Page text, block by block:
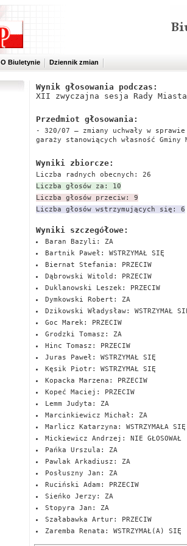
O Biuletynie Dziennik zmian
Wynik głosowania podczas:
XII zwyczajna sesja Rady
Przedmiot głosowania:
- 320/07 – zmiany uchwały w
garaży stanowiących własność Gminy
Wyniki zbiorcze:
Liczba radnych obecnych: 26
Liczba głosów za: 10
Liczba głosów przeciw: 9
Liczba głosów wstrzymujących się: 6
Wyniki szczegółowe:
Baran Bazyli: ZA
Bartnik Paweł: WSTRZYMAŁ SIĘ
Biernat Stefania: PRZECIW
Dąbrowski Witold: PRZECIW
Duklanowski Leszek: PRZECIW
Dymkowski Robert: ZA
Dzikowski Władysław: WSTRZYMAŁ
Goc Marek: PRZECIW
Grodzki Tomasz: ZA
Hinc Tomasz: PRZECIW
Juras Paweł: WSTRZYMAŁ SIĘ
Kęsik Piotr: WSTRZYMAŁ SIĘ
Kopacka Marzena: PRZECIW
Kopeć Maciej: PRZECIW
Lemm Judyta: ZA
Marcinkiewicz Michał: ZA
Marlicz Katarzyna: WSTRZYMAŁA SIĘ
Mickiewicz Andrzej: NIE GŁOSOWAŁ
Pańka Urszula: ZA
Pawlak Arkadiusz: ZA
Posłuszny Jan: ZA
Ruciński Adam: PRZECIW
Sieńko Jerzy: ZA
Stopyra Jan: ZA
Szałabawka Artur: PRZECIW
Zaremba Renata: WSTRZYMAŁ(A) SIĘ